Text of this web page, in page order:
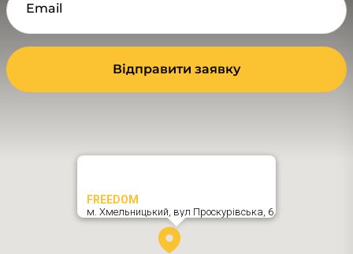
Email
Відправити заявку
FREEDOM
м. Хмельницький, вул Проскурівська, 6,